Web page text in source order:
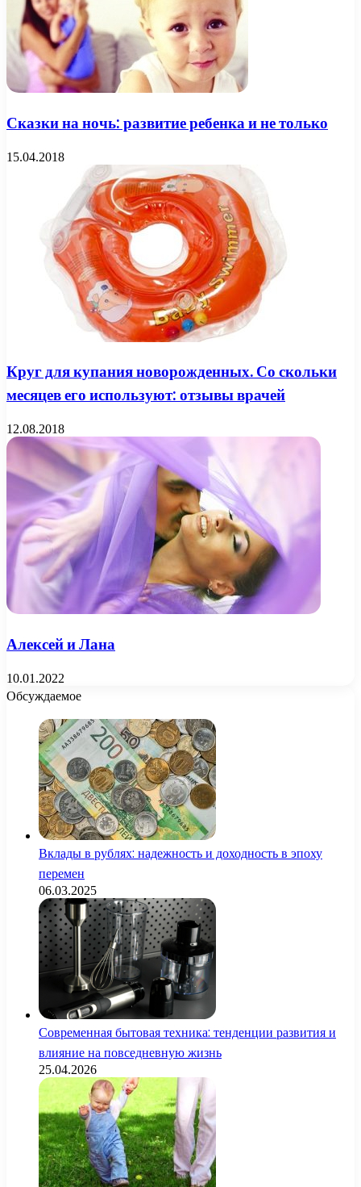
Сказки на ночь: развитие ребенка и не только
15.04.2018
Круг для купания новорожденных. Со скольки
месяцев его используют: отзывы врачей
12.08.2018
Алексей и Лана
10.01.2022
Обсуждаемое
Вклады в рублях: надежность и доходность в эпоху
перемен
06.03.2025
Современная бытовая техника: тенденции развития и
влияние на повседневную жизнь
25.04.2026